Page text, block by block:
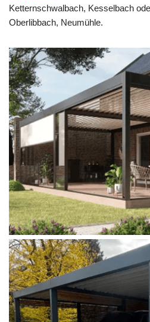
Ketternschwalbach, Kesselbach
Oberlibbach, Neumühle.